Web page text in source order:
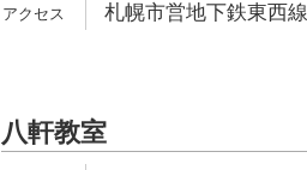
札幌市営地下鉄東西
八軒教室